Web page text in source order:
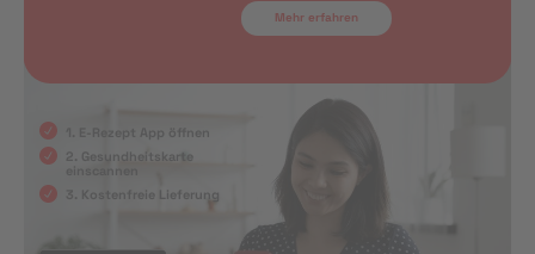
Mehr erfahren
1. E-Rezept App öffnen
2. Gesundheitskarte
einscannen
3. Kostenfreie Lieferung